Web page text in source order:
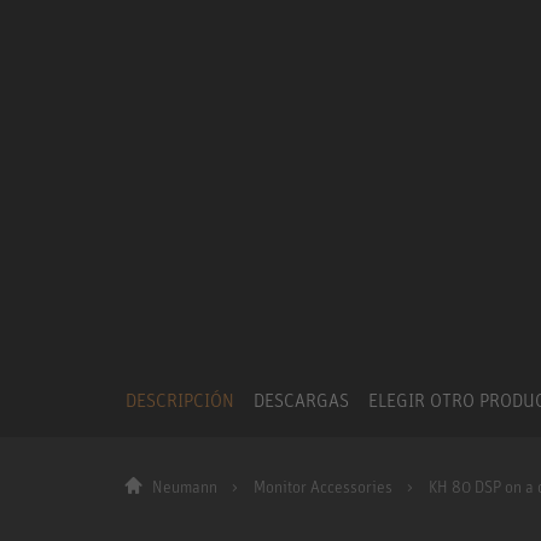
DESCRIPCIÓN DESCARGAS ELEGIR OTRO
Neumann Monitor Accessories KH 80 DSP on